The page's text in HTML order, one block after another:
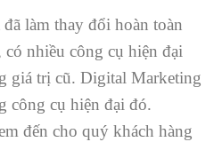
làm thay đổi hoàn toàn
nhiều công cụ hiện đại
giá trị cũ. Digital Marketing
công cụ hiện đại đó.
đến cho quý khách hàng